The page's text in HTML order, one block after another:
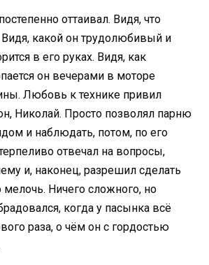
оттаивал. Видя, что
Видя, какой он трудолюбивый и
в его руках. Видя, как
он вечерами в моторе
Любовь к технике привил
Николай. Просто позволял парню
и наблюдать, потом, по его
отвечал на вопросы,
и, наконец, разрешил сделать
Ничего сложного, но
когда у пасынка всё
раза, о чём он с гордостью